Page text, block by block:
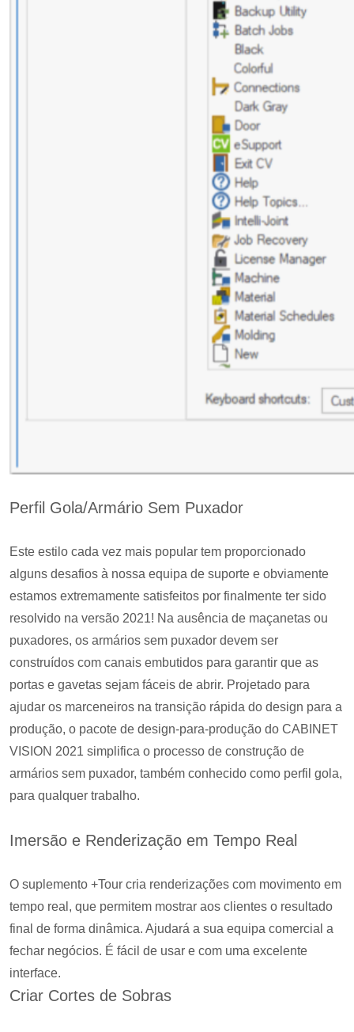
Perfil Gola/Armário Sem Puxador
Este estilo cada vez mais popular tem proporcionado
alguns desafios à nossa equipa de suporte e obviamente
estamos extremamente satisfeitos por finalmente ter sido
resolvido na versão 2021! Na ausência de maçanetas ou
puxadores, os armários sem puxador devem ser
construídos com canais embutidos para garantir que as
portas e gavetas sejam fáceis de abrir. Projetado para
ajudar os marceneiros na transição rápida do design para a
produção, o pacote de design-para-produção do CABINET
VISION 2021 simplifica o processo de construção de
armários sem puxador, também conhecido como perfil gola,
para qualquer trabalho.
Imersão e Renderização em Tempo Real
O suplemento +Tour cria renderizações com movimento em
tempo real, que permitem mostrar aos clientes o resultado
final de forma dinâmica. Ajudará a sua equipa comercial a
fechar negócios. É fácil de usar e com uma excelente
interface.
Criar Cortes de Sobras